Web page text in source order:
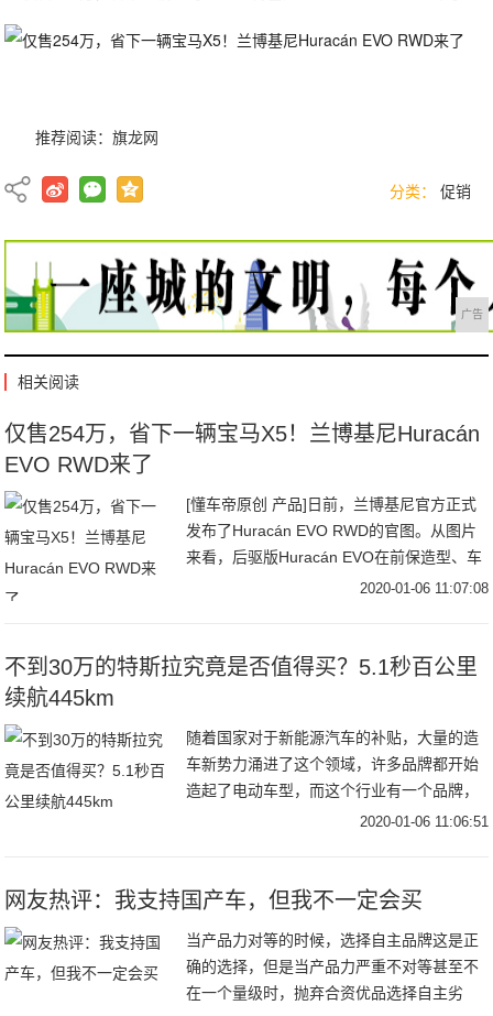
推荐阅读：旗龙网
分类： 促销
广告
相关阅读
仅售254万，省下一辆宝马X5！兰博基尼Huracán
EVO RWD来了
[懂车帝原创 产品]日前，兰博基尼官方正式
发布了Huracán EVO RWD的官图。从图片
来看，后驱版Huracán EVO在前保造型、车
尾扩散器等细节上与四驱版车型有所不同。
2020-01-06 11:07:08
不到30万的特斯拉究竟是否值得买？5.1秒百公里
续航445km
随着国家对于新能源汽车的补贴，大量的造
车新势力涌进了这个领域，许多品牌都开始
造起了电动车型，而这个行业有一个品牌，
则一直都是行业的热点，那就是特斯拉，而
2020-01-06 11:06:51
网友热评：我支持国产车，但我不一定会买
当产品力对等的时候，选择自主品牌这是正
确的选择，但是当产品力严重不对等甚至不
在一个量级时，抛弃合资优品选择自主劣